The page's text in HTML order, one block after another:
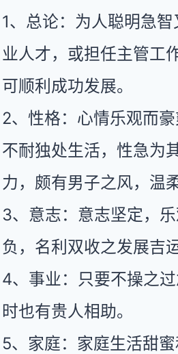
1、总论：为人聪明急
业人才，或担任主管工
可顺利成功发展。
2、性格：心情乐观而
不耐独处生活，性急为
力，颇有男子之风，温
3、意志：意志坚定，
负，名利双收之发展吉运
4、事业：只要不操之
时也有贵人相助。
5、家庭：家庭生活甜